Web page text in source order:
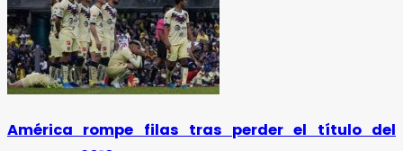
América rompe filas tras perder el título del